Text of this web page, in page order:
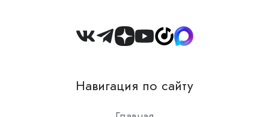
Join
Slack
Навигация по сайту